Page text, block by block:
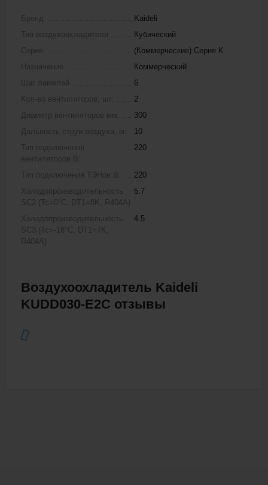
Бренд
Kaideli
Тип воздухоохладителя
Кубический
Серия
(Коммерческие) Серия K
Назначение
Коммерческий
Шаг ламелей
6
Кол-во вентиляторов, шт:
2
Диаметр вентиляторов мм:
300
Дальность струи воздуха, м:
10
Тип подключения
вентиляторов В:
220
Тип подключения ТЭНов В:
220
Холодопроизводительность
SC2 (Tc=0°C, DT1=8K, R404A)
5.7
Холодопроизводительность
SC3 (Tc=-18°C, DT1=7K,
R404A)
4.5
Воздухоохладитель Kaideli
KUDD030-E2C отзывы